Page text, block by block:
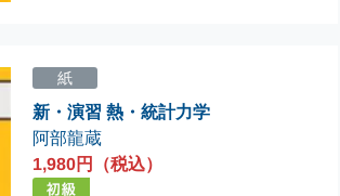
紙
新・演習 熱・統計力学
阿部龍蔵
1,980円（税込）